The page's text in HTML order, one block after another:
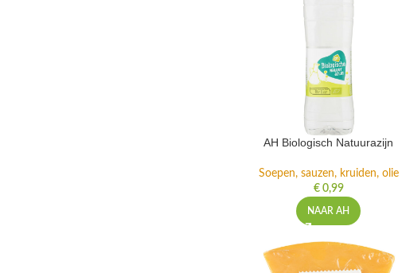
AH Biologisch Natuurazijn
Soepen, sauzen, kruiden, olie
€0,99
NAAR AH